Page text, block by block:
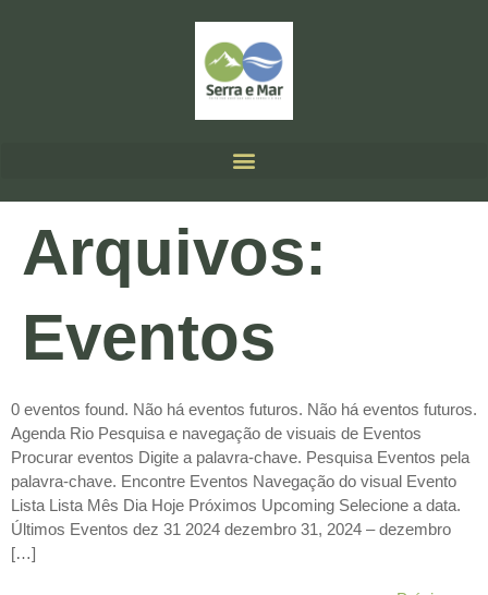
Arquivos:
Eventos
0 eventos found. Não há eventos futuros. Não há eventos futuros.
Agenda Rio Pesquisa e navegação de visuais de Eventos
Procurar eventos Digite a palavra-chave. Pesquisa Eventos pela
palavra-chave. Encontre Eventos Navegação do visual Evento
Lista Lista Mês Dia Hoje Próximos Upcoming Selecione a data.
Últimos Eventos dez 31 2024 dezembro 31, 2024 – dezembro
[…]